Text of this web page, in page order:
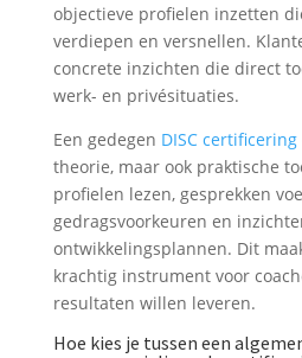
objectieve profielen inzetten
verdiepen en versnellen.
concrete inzichten die direct
werk- en privésituaties.
Een gedegen DISC certificering
theorie, maar ook praktische
profielen lezen, gesprekken
gedragsvoorkeuren en
ontwikkelingsplannen. Dit
krachtig instrument voor
resultaten willen leveren.
Hoe kies je tussen een